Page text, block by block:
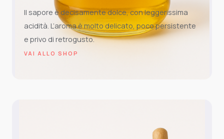
Il sapore è decisamente dolce, con leggerissima
acidità. L’aroma è molto delicato, poco persistente
e privo di retrogusto.
VAI ALLO SHOP